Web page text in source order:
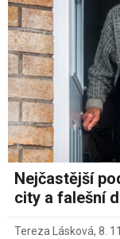
Nejčastější
city a falešní
Tereza Lásková, 8.